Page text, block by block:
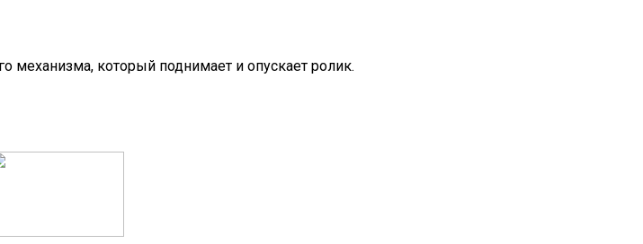
механизма, который поднимает и опускает ролик.